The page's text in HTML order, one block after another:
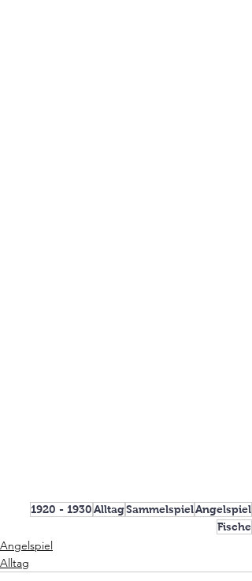
1920 - 1930AlltagSammelspielAngelspiel
Fische
Angelspiel
Alltag